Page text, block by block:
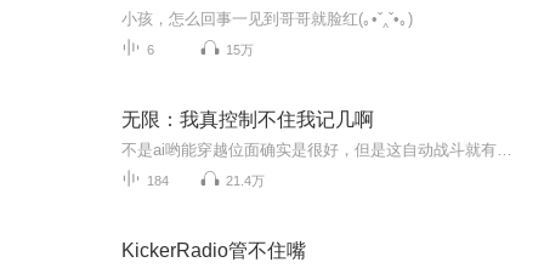
小孩，怎么回事一见到哥哥就脸红(｡•ˇ‸ˇ•｡)
6 15万
无限：我真控制不住我记几啊
184 21.4万
KickerRadio管不住嘴